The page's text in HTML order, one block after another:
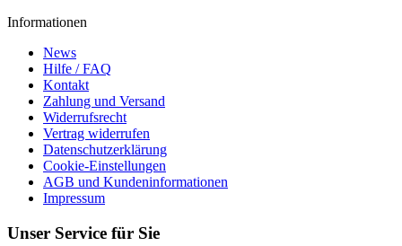
Informationen
News
Hilfe / FAQ
Kontakt
Zahlung und Versand
Widerrufsrecht
Vertrag widerrufen
Datenschutzerklärung
Cookie-Einstellungen
AGB und Kundeninformationen
Impressum
Unser Service für Sie